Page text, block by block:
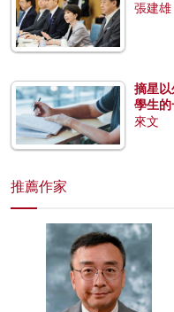
張建雄
摘星以
學生
來文
推薦作家